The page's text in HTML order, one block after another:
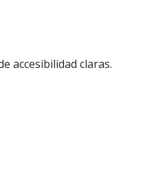
accesibilidad claras.